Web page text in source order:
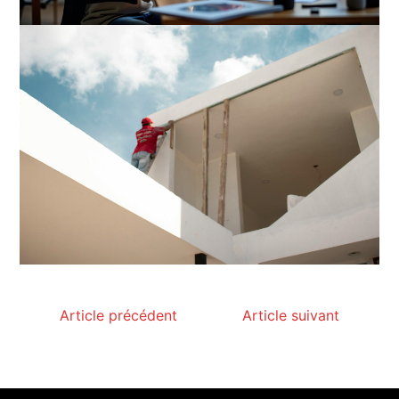
Article précédent Article suivant
de l’excellent